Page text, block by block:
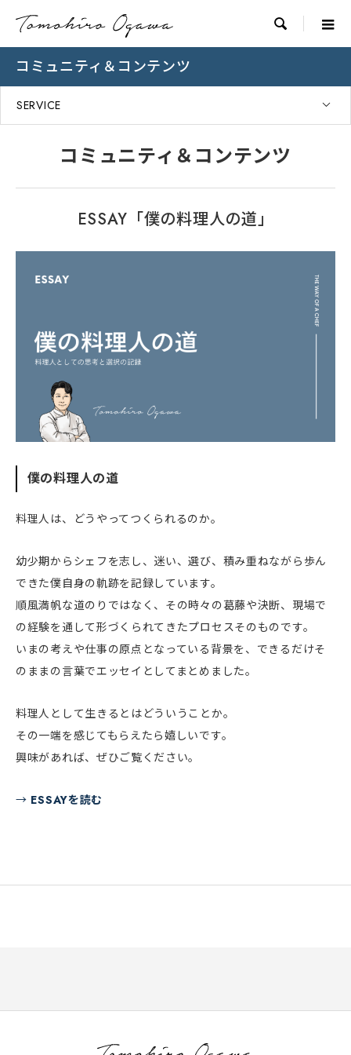

コミュニティ＆コンテンツ
SERVICE
コミュニティ＆コンテンツ
ESSAY「僕の料理人の道」
僕の料理人の道
料理人は、どうやってつくられるのか。
幼少期からシェフを志し、迷い、選び、積み重ねながら歩ん
できた僕自身の軌跡を記録しています。
順風満帆な道のりではなく、その時々の葛藤や決断、現場で
の経験を通して形づくられてきたプロセスそのものです。
いまの考えや仕事の原点となっている背景を、できるだけそ
のままの言葉でエッセイとしてまとめました。
料理人として生きるとはどういうことか。
その一端を感じてもらえたら嬉しいです。
興味があれば、ぜひご覧ください。
→ ESSAYを読む